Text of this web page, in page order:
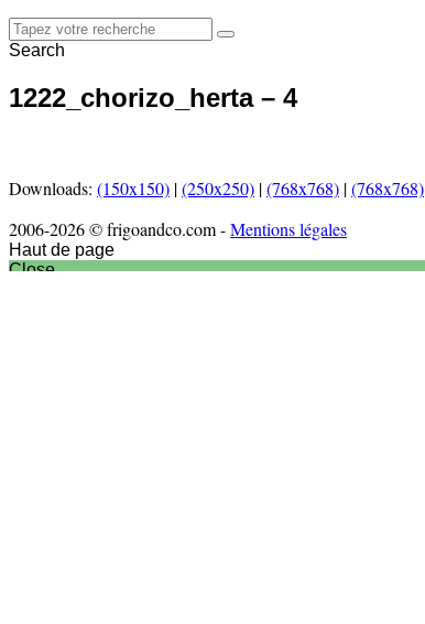
Search
1222_chorizo_herta – 4
Downloads: (150x150) |(250x250) |(768x768) |(768x768)
2006-2026 © frigoandco.com -Mentions légales
Haut de page
Close